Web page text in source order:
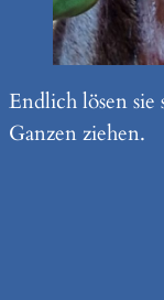
Endlich lösen
Ganzen ziehen.